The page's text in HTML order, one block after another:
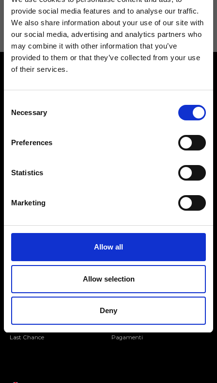
provide social media features and to analyse our traffic.
We also share information about your use of our site with
our social media, advertising and analytics partners who
may combine it with other information that you’ve
provided to them or that they’ve collected from your use
of their services.
Selection
Necessary
Preferences
Statistics
Marketing
Allow all
Allow selection
Deny
Acconsento a ricevere novità e promo da Ripani. Per maggiori
informazioni consulta laPrivacy Policy.
Trova il tuo negozio Ripani
Entra nella Community
Rispondiamo a tutte le tue
Mondo Ripani
Last Chance Pagamenti